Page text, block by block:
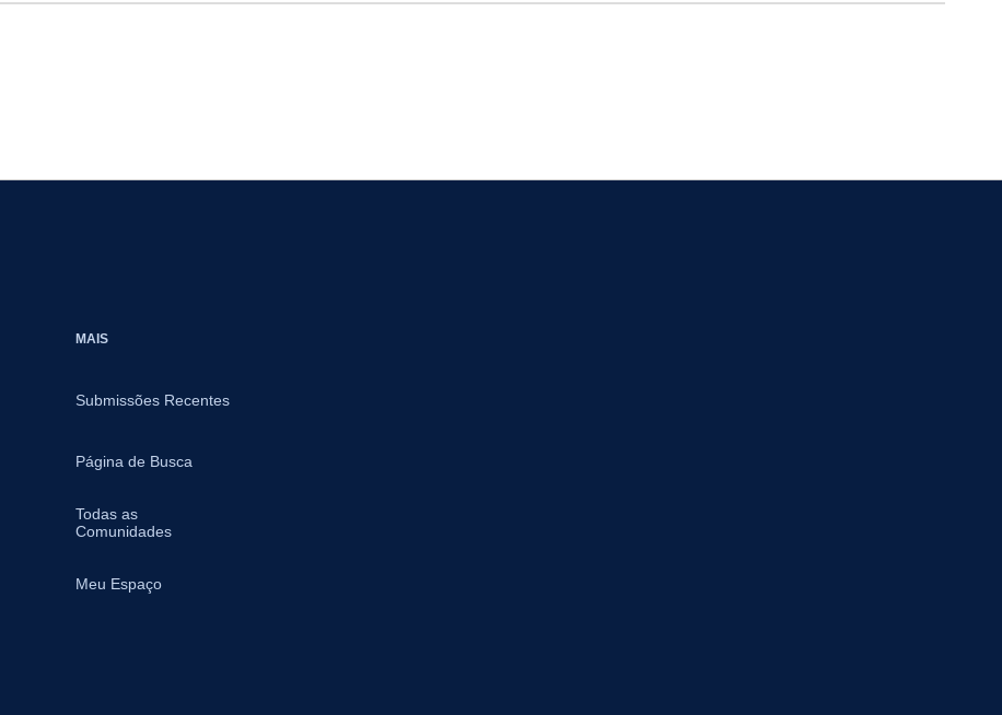
MAIS
Submissões Recentes
Página de Busca
Todas as
Comunidades
Meu Espaço